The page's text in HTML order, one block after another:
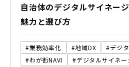
自治体のデジタルサイネー
魅力と選び方
#業務効率化 #地域DX
#デジ
#わが街NAVI
#デジタルサイネー